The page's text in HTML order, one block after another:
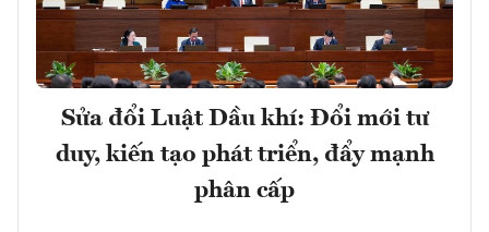
Sửa đổi Luật Dầu khí: Đổi mới tư
duy, kiến tạo phát triển, đẩy mạnh
phân cấp